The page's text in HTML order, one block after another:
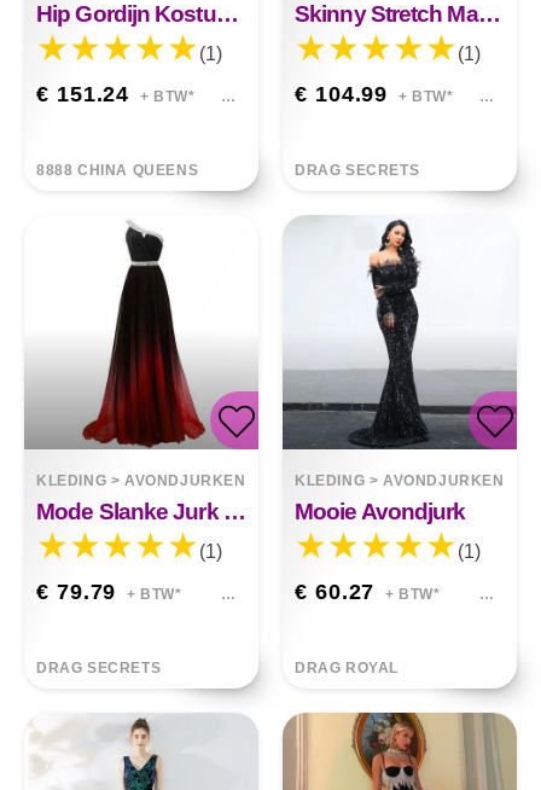
Hip Gordijn Kostuum Jurk Met Kwastjes
(1)
€ 151.24 + BTW*
8888 CHINA QUEENS
Skinny Stretch Maxi-jurk Met Lovertjes En Verenpanelen
(1)
€ 104.99 + BTW*
DRAG SECRETS
KLEDING >AVONDJURKEN
Mode Slanke Jurk Met Diamanten Accenten
(1)
€ 79.79 + BTW*
DRAG SECRETS
KLEDING >AVONDJURKEN
Mooie Avondjurk
(1)
€ 60.27 + BTW*
DRAG ROYAL